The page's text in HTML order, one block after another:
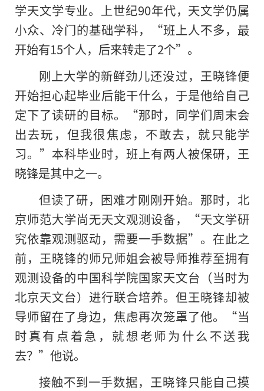
学天文学专业。上世纪90年代，天文学仍属
小众、冷门的基础学科，“班上人不多，最
开始有15个人，后来转走了2个”。
刚上大学的新鲜劲儿还没过，王晓锋便
开始担心起毕业后能干什么，于是他给自己
定下了读研的目标。“那时，同学们周末会
出去玩，但我很焦虑，不敢去，就只能学
习。”本科毕业时，班上有两人被保研，王
晓锋是其中之一。
但读了研，困难才刚刚开始。那时，北
京师范大学尚无天文观测设备，“天文学研
究依靠观测驱动，需要一手数据”。在此之
前，王晓锋的师兄师姐会被导师推荐至拥有
观测设备的中国科学院国家天文台（当时为
北京天文台）进行联合培养。但王晓锋却被
导师留在了身边，焦虑再次笼罩了他。“当
时真有点着急，就想老师为什么不送我
去？”他说。
接触不到一手数据，王晓锋只能自己摸